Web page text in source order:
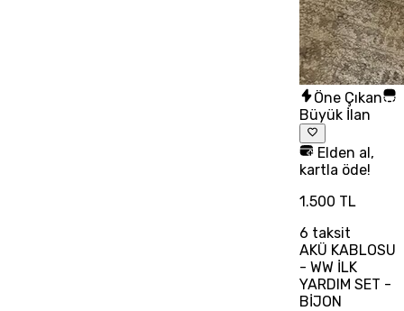
Öne Çıkan
Büyük İlan
Elden al,
kartla öde!
1.500 TL
6 taksit
AKÜ KABLOSU
- WW İLK
YARDIM SET -
BİJON